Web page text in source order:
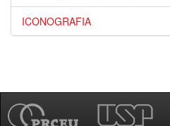
ICONOGRAFIA